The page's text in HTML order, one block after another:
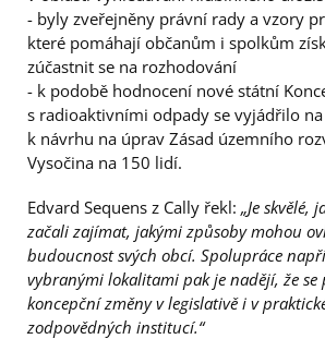
- byly zveřejněny právní rady a vzory
které pomáhají občanům i spolkům
zúčastnit se na rozhodování
- k podobě hodnocení nové státní
s radioaktivními odpady se vyjádřilo
k návrhu na úprav Zásad územního
Vysočina na 150 lidí.
Edvard Sequens z Cally řekl: „Je skvělé,
začali zajímat, jakými způsoby mohou
budoucnost svých obcí. Spolupráce
vybranými lokalitami pak je nadějí, že
koncepční změny v legislativě i v
zodpovědných institucí.“